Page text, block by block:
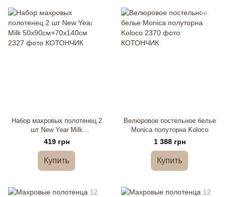
Набор махровых полотенец 2
шт New Year Milk
50х90см+70х140см
419 грн
Купить
Велюровое постельное белье
Monica полуторна Koloco
1 388 грн
Купить